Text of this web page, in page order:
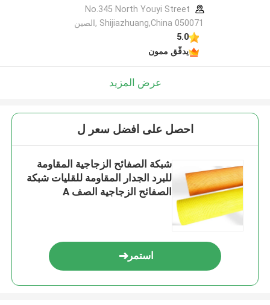
No.345 North Youyi Street
Shijiazhuang,China 050071 ,الصين
5.0
يدقّق ممون
عرض المزيد
احصل على افضل سعر ل
شبكة الصفائح الزجاجية المقاومة
للبرد الجدار المقاومة للقليات شبكة
الصفائح الزجاجية الصف A
استمر